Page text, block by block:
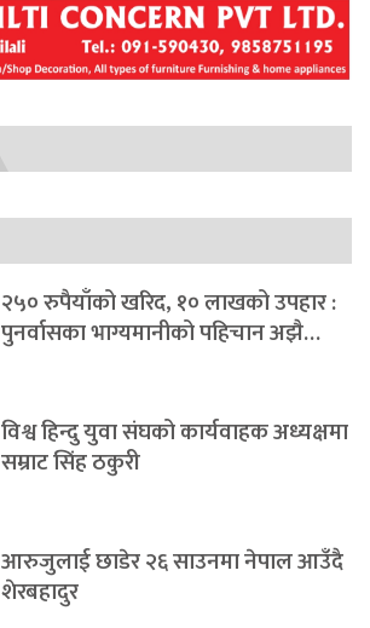
२५० रुपैयाँको खरिद, १० लाखको उपहार :
पुनर्वासका भाग्यमानीको पहिचान अझै…
विश्व हिन्दु युवा संघको कार्यवाहक अध्यक्षमा
सम्राट सिंह ठकुरी
आरुजुलाई छाडेर २६ साउनमा नेपाल आउँदै
शेरबहादुर